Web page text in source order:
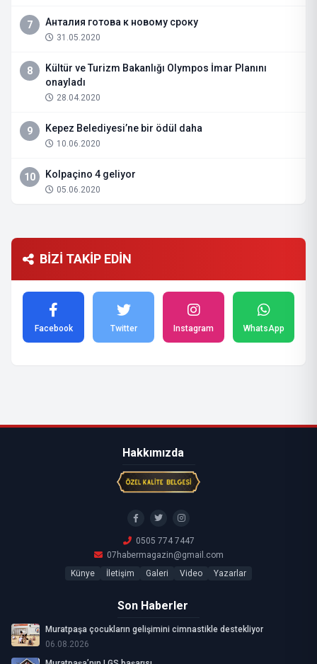
7 Анталия готова к новому сроку
31.05.2020
8
Kültür ve Turizm Bakanlığı Olympos İmar Planını
onayladı
28.04.2020
9 Kepez Belediyesi’ne bir ödül daha
10.06.2020
10 Kolpaçino 4 geliyor
05.06.2020
BİZİ TAKİP EDİN
Facebook Twitter Instagram WhatsApp
Hakkımızda
0505 774 7447
07habermagazin@gmail.com
Künye
İletişim Galeri Video Yazarlar
Son Haberler
Muratpaşa çocukların gelişimini cimnastikle destekliyor
06.08.2026